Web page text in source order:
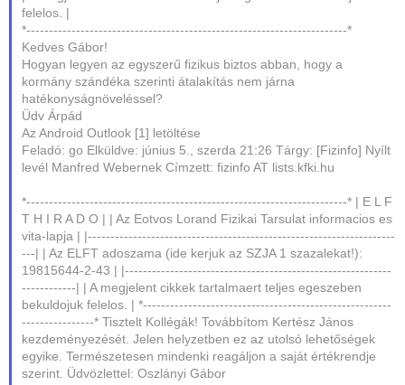
felelos. |
*-----------------------------------------------------------------------*
Kedves Gábor!
Hogyan legyen az egyszerű fizikus biztos abban, hogy a
kormány szándéka szerinti átalakítás nem járna
hatékonyságnöveléssel?
Üdv Árpád
Az Android Outlook [1] letöltése
Feladó: go Elküldve: június 5., szerda 21:26 Tárgy: [Fizinfo] Nyílt
levél Manfred Webernek Címzett: fizinfo AT lists.kfki.hu
*-----------------------------------------------------------------------* | E L F
T H I R A D O | | Az Eotvos Lorand Fizikai Tarsulat informacios es
vita-lapja | |--------------------------------------------------------------------
---| | Az ELFT adoszama (ide kerjuk az SZJA 1 szazalekat!):
19815644-2-43 | |-----------------------------------------------------------
------------| | A megjelent cikkek tartalmaert teljes egeszeben
bekuldojuk felelos. | *-------------------------------------------------------
----------------* Tisztelt Kollégák! Továbbítom Kertész János
kezdeményezését. Jelen helyzetben ez az utolsó lehetőségek
egyike. Természetesen mindenki reagáljon a saját értékrendje
szerint. Üdvözlettel: Oszlányi Gábor